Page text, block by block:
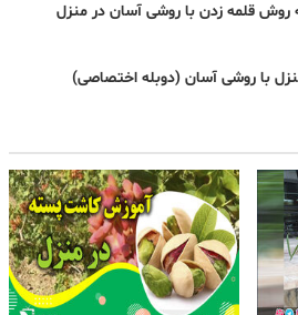
روش قلمه زدن با روشی آسان در منزل
با روشی آسان (دوبله اختصاصی)